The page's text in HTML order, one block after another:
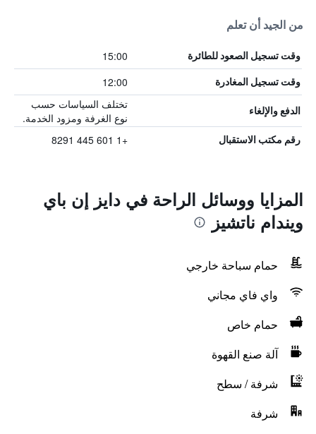
من الجيد أن تعلم
وقت تسجيل الصعود للطائرة 15:00
وقت تسجيل المغادرة 12:00
الدفع والإلغاء
تختلف السياسات حسب
نوع الغرفة ومزود الخدمة.
رقم مكتب الاستقبال +1 601 445 8291
المزايا ووسائل الراحة في دايز إن باي
ويندام ناتشيز
حمام سباحة خارجي
واي فاي مجاني
حمام خاص
آلة صنع القهوة
شرفة / سطح
شرفة